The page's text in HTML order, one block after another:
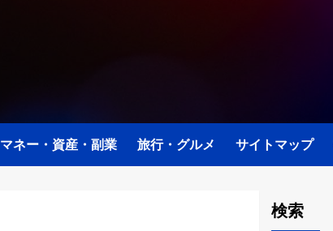
マネー・資産・副業 旅行・グルメ サイトマップ
検索